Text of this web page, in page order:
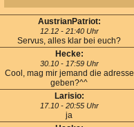
AustrianPatriot:
12.12 - 21:40 Uhr
Servus, alles klar bei euch?
Hecke:
30.10 - 17:59 Uhr
Cool, mag mir jemand die adresse
geben?^^
Larisio:
17.10 - 20:55 Uhr
ja